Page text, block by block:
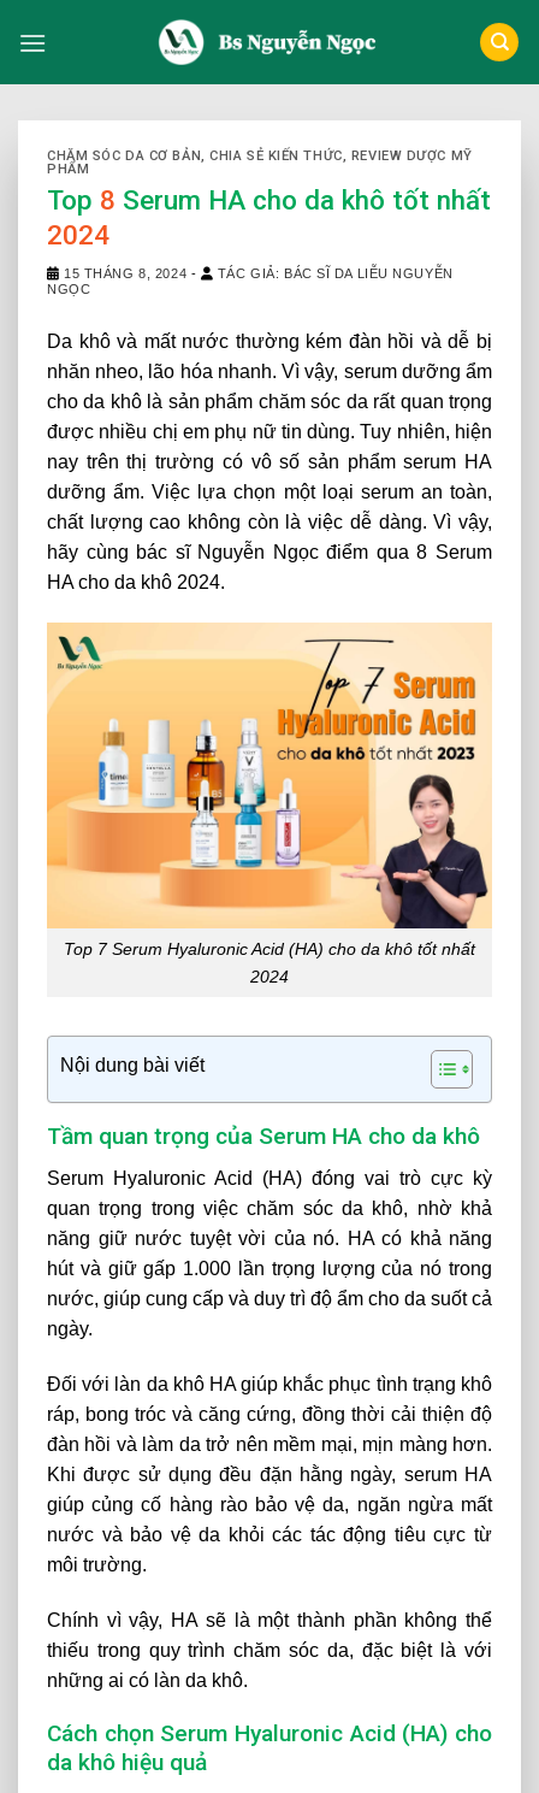
CHĂM SÓC DA CƠ BẢN,CHIA SẺ KIẾN THỨC, REVIEW DƯỢC MỸ
PHẨM
Top 8 Serum HA cho da khô tốt nhất
2024
15 THÁNG 8, 2024 -
TÁC GIẢ: BÁC SĨ DA LIỄU NGUYỄN
NGỌC
Da khô và mất nước thường kém đàn hồi và dễ bị
nhăn nheo, lão hóa nhanh. Vì vậy, serum dưỡng ẩm
cho da khô là sản phẩm chăm sóc da rất quan trọng
được nhiều chị em phụ nữ tin dùng. Tuy nhiên, hiện
nay trên thị trường có vô số sản phẩm serum HA
dưỡng ẩm. Việc lựa chọn một loại serum an toàn,
chất lượng cao không còn là việc dễ dàng. Vì vậy,
hãy cùng bác sĩ Nguyễn Ngọc điểm qua 8 Serum
HA cho da khô 2024.
Top 7 Serum Hyaluronic Acid (HA) cho da khô tốt nhất
2024
Nội dung bài viết
Tầm quan trọng của Serum HA cho da khô
Serum Hyaluronic Acid (HA) đóng vai trò cực kỳ
quan trọng trong việc chăm sóc da khô, nhờ khả
năng giữ nước tuyệt vời của nó. HA có khả năng
hút và giữ gấp 1.000 lần trọng lượng của nó trong
nước, giúp cung cấp và duy trì độ ẩm cho da suốt cả
ngày.
Đối với làn da khô HA giúp khắc phục tình trạng khô
ráp, bong tróc và căng cứng, đồng thời cải thiện độ
đàn hồi và làm da trở nên mềm mại, mịn màng hơn.
Khi được sử dụng đều đặn hằng ngày, serum HA
giúp củng cố hàng rào bảo vệ da, ngăn ngừa mất
nước và bảo vệ da khỏi các tác động tiêu cực từ
môi trường.
Chính vì vậy, HA sẽ là một thành phần không thể
thiếu trong quy trình chăm sóc da, đặc biệt là với
những ai có làn da khô.
Cách chọn Serum Hyaluronic Acid (HA) cho
da khô hiệu quả